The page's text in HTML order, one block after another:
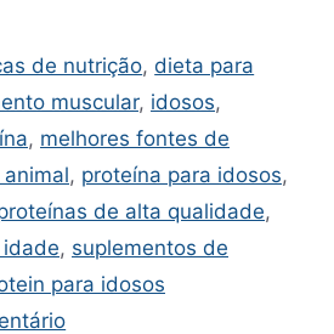
de nutrição,dieta para
muscular, idosos,
, melhores fontes de
, proteína para idosos,
de alta qualidade,
, suplementos de
para idosos